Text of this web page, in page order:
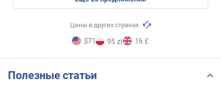
Цены в других странах
$71 95 zł 16 £
Полезные статьи